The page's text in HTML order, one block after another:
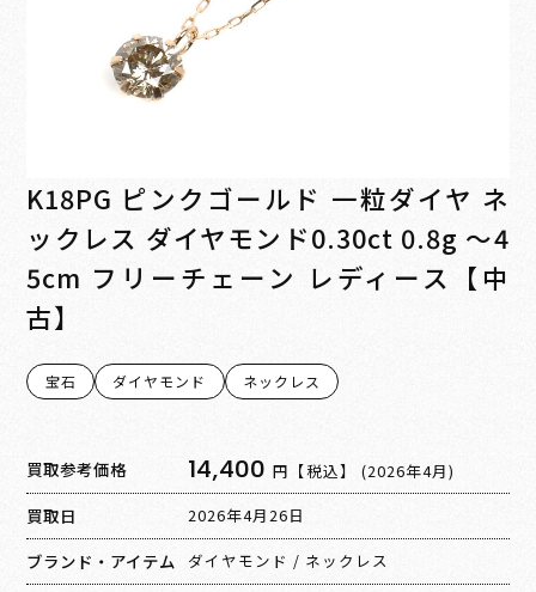
K18PG ピンクゴールド 一粒ダイヤ ネ
ックレス ダイヤモンド0.30ct 0.8g ～4
5cm フリーチェーン レディース【中
古】
宝石 ダイヤモンド ネックレス
買取参考価格 14,400 円【税込】 (2026年4月)
買取日 2026年4月26日
ブランド・アイテム ダイヤモンド / ネックレス